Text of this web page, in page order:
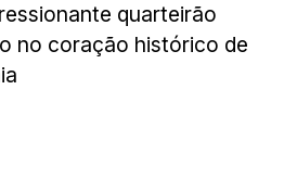
quarteirão
no coração histórico de